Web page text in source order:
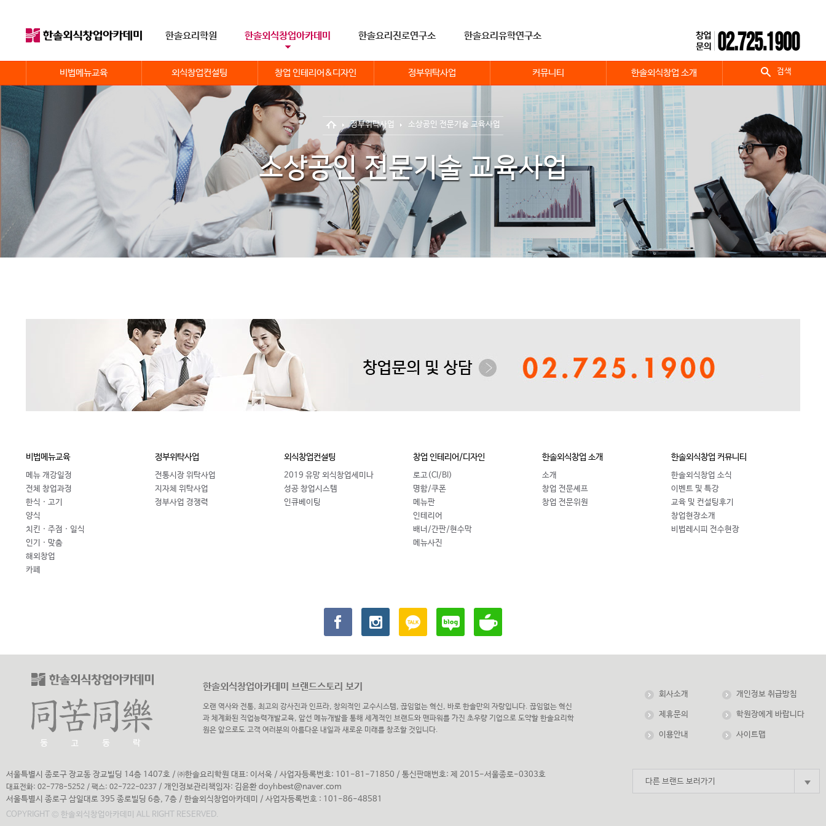
한솔요리학원 한솔외식창업아카데미 한솔요리진로연구소 한솔요리유학연구소
검색
비법메뉴교육 외식창업컨설팅 창업 인테리어&디자인 정부위탁사업 커뮤니티 한솔외식창업 소개
정부위탁사업 소상공인 전문기술 교육사업
소상공인 전문기술 교육사업
비법메뉴교육
메뉴 개강일정
전체 창업과정
한식 · 고기
양식
치킨 · 주점 · 일식
인기 · 맞춤
해외창업
카페
정부위탁사업
전통시장 위탁사업
지자체 위탁사업
정부사업 경쟁력
외식창업컨설팅
2019 유망 외식창업세미나
성공 창업시스템
인큐베이팅
창업 인테리어/디자인
로고(CI/BI)
명함/쿠폰
메뉴판
인테리어
배너/간판/현수막
메뉴사진
한솔외식창업 소개
소개
창업 전문셰프
창업 전문위원
한솔외식창업 커뮤니티
한솔외식창업 소식
이벤트 및 특강
교육 및 컨설팅후기
창업현장소개
비법레시피 전수현장
한솔외식창업아카데미 브랜드스토리 보기
오랜 역사와 전통, 최고의 강사진과 인프라, 창의적인 교수시스템, 끊임없는 혁신, 바로 한솔만의 자랑입니다. 끊임없는 혁신
과 체계화된 직업능력개발교육, 앞선 메뉴개발을 통해 세계적인 브랜드와 맨파워를 가진 초우량 기업으로 도약할 한솔요리학
원은 앞으로도 고객 여러분의 아름다운 내일과 새로운 미래를 창조할 것입니다.
회사소개 개인정보 취급방침
제휴문의 학원장에게 바랍니다
이용안내 사이트맵
서울특별시 종로구 장교동 장교빌딩 14층 1407호 / ㈜한솔요리학원 대표: 이서욱 / 사업자등록번호: 101-81-71850 / 통신판매번호: 제 2015-서울종로-0303호
대표전화: 02-778-5252 / 팩스: 02-722-0237 / 개인정보관리책임자: 김윤환 doyhbest@naver.com
서울특별시 종로구 삼일대로 395 종로빌딩 6층, 7층 / 한솔외식창업아카데미 / 사업자등록번호 : 101-86-48581
COPYRIGHT © 한솔외식창업아카데미 ALL RIGHT RESERVED.
다른 브랜드 보러가기